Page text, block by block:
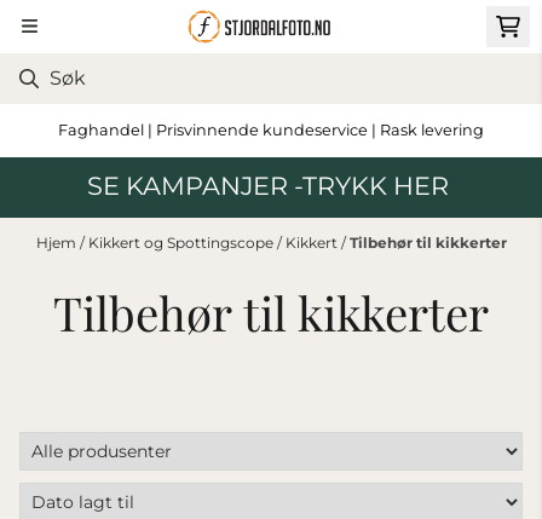
Hopp til innhold
Faghandel | Prisvinnende kundeservice | Rask levering
SE KAMPANJER -TRYKK HER
Hjem / Kikkert og Spottingscope / Kikkert /Tilbehør til kikkerter
Tilbehør til kikkerter